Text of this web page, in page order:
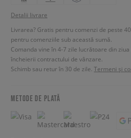
Detalii livrare
Livrarea? Gratis pentru comenzi de peste
pentru comenziile sub această sumă.
Comanda vine în 4-7 zile lucrătoare din
încheierii contractului de vânzare.
Schimb sau retur în 30 de zile. Termeni și
METODE DE PLATĂ